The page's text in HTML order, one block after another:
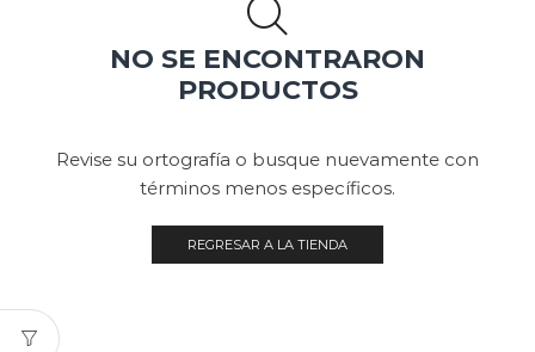
NO SE ENCONTRARON
PRODUCTOS
Revise su ortografía o busque nuevamente con
términos menos específicos.
REGRESAR A LA TIENDA